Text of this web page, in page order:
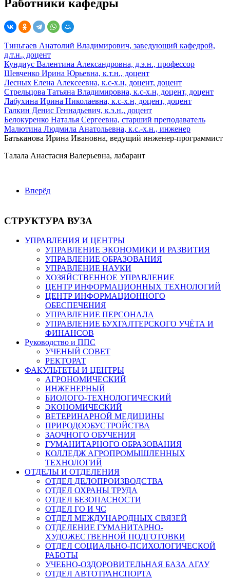
Работники кафедры
Тиньгаев Анатолий Владимирович, заведующий кафедрой,
д.т.н., доцент
Кундиус Валентина Александровна, д.э.н., профессор
Шевченко Ирина Юрьевна, к.т.н., доцент
Лесных Елена Алексеевна, к.с-х.н, доцент, доцент
Стрельцова Татьяна Владимировна, к.с-х.н, доцент, доцент
Лабухина Ирина Николаевна, к.с-х.н, доцент, доцент
Галкин Денис Геннадьевич, к.э.н., доцент
Белокуренко Наталья Сергеевна, старший преподаватель
Малютина Людмила Анатольевна, к.с.-х.н., инженер
Батьканова Ирина Ивановна, ведущий инженер-программист
Талала Анастасия Валерьевна, лабарант
Вперёд
СТРУКТУРА ВУЗА
УПРАВЛЕНИЯ И ЦЕНТРЫ
УПРАВЛЕНИЕ ЭКОНОМИКИ И РАЗВИТИЯ
УПРАВЛЕНИЕ ОБРАЗОВАНИЯ
УПРАВЛЕНИЕ НАУКИ
ХОЗЯЙСТВЕННОЕ УПРАВЛЕНИЕ
ЦЕНТР ИНФОРМАЦИОННЫХ ТЕХНОЛОГИЙ
ЦЕНТР ИНФОРМАЦИОННОГО
ОБЕСПЕЧЕНИЯ
УПРАВЛЕНИЕ ПЕРСОНАЛА
УПРАВЛЕНИЕ БУХГАЛТЕРСКОГО УЧЁТА И
ФИНАНСОВ
Руководство и ППС
УЧЕНЫЙ СОВЕТ
РЕКТОРАТ
ФАКУЛЬТЕТЫ И ЦЕНТРЫ
АГРОНОМИЧЕСКИЙ
ИНЖЕНЕРНЫЙ
БИОЛОГО-ТЕХНОЛОГИЧЕСКИЙ
ЭКОНОМИЧЕСКИЙ
ВЕТЕРИНАРНОЙ МЕДИЦИНЫ
ПРИРОДООБУСТРОЙСТВА
ЗАОЧНОГО ОБУЧЕНИЯ
ГУМАНИТАРНОГО ОБРАЗОВАНИЯ
КОЛЛЕДЖ АГРОПРОМЫШЛЕННЫХ
ТЕХНОЛОГИЙ
ОТДЕЛЫ И ОТДЕЛЕНИЯ
ОТДЕЛ ДЕЛОПРОИЗВОДСТВА
ОТДЕЛ ОХРАНЫ ТРУДА
ОТДЕЛ БЕЗОПАСНОСТИ
ОТДЕЛ ГО И ЧС
ОТДЕЛ МЕЖДУНАРОДНЫХ СВЯЗЕЙ
ОТДЕЛЕНИЕ ГУМАНИТАРНО-
ХУДОЖЕСТВЕННОЙ ПОДГОТОВКИ
ОТДЕЛ СОЦИАЛЬНО-ПСИХОЛОГИЧЕСКОЙ
РАБОТЫ
УЧЕБНО-ОЗДОРОВИТЕЛЬНАЯ БАЗА АГАУ
ОТДЕЛ АВТОТРАНСПОРТА